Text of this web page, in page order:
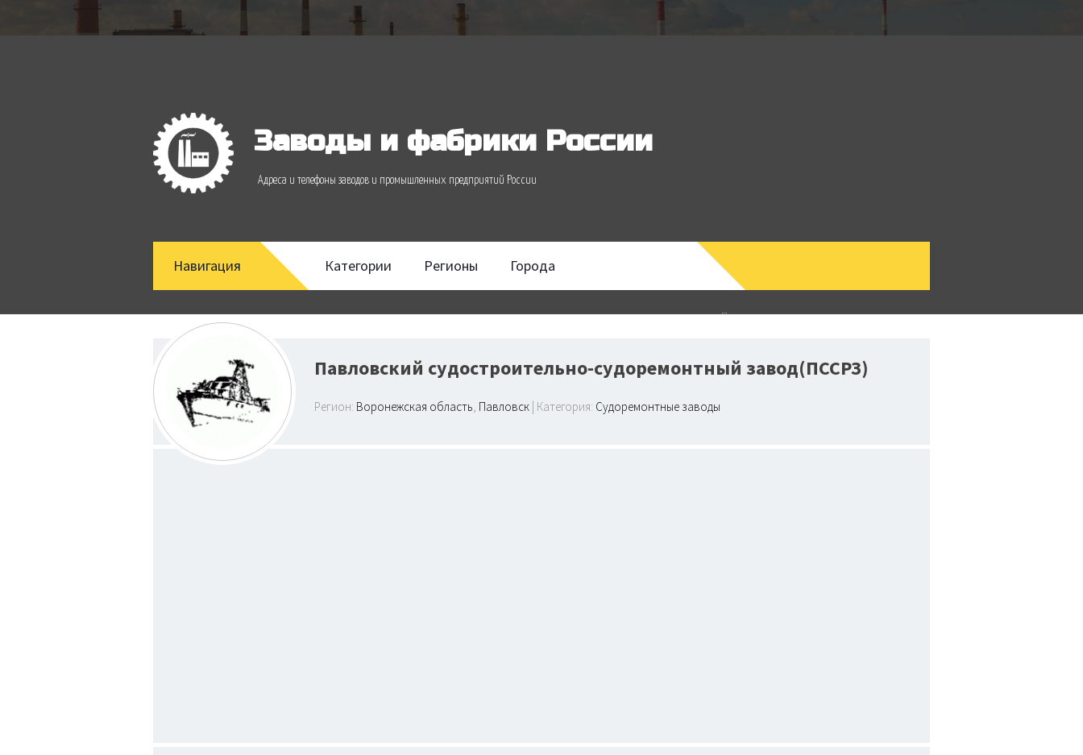
Заводы и фабрики России
Адреса и телефоны заводов и промышленных предприятий России
Навигация Категории Регионы Города
Павловский судостроительно-судоремонтный завод(ПССРЗ)
Регион: Воронежская область, Павловск | Категория: Судоремонтные заводы